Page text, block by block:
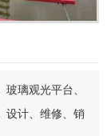
璃观光平台、
设计、维修、销